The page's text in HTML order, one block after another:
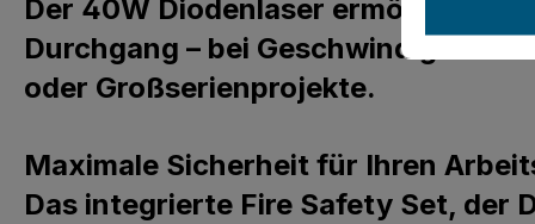
Der 40W Diodenlaser ermöglicht
Durchgang – bei
oder Großserienprojekte.
Maximale Sicherheit für Ihren
Das integrierte Fire Safety Set, der